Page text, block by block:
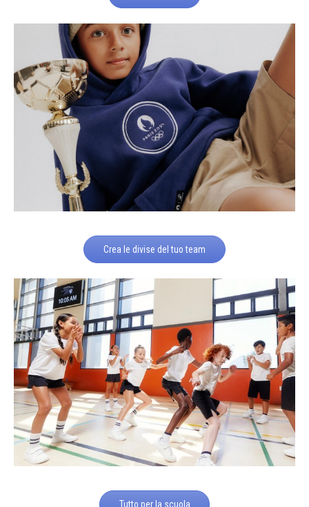
Crea le divise del tuo team
Tutto per la scuola